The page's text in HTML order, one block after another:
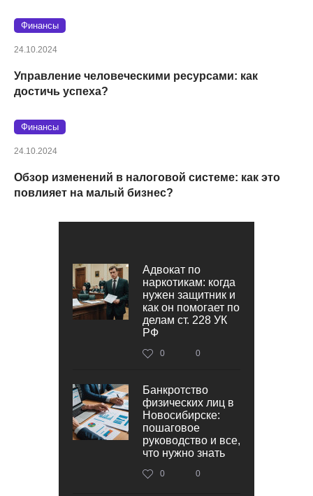
Финансы
24.10.2024
Управление человеческими ресурсами: как
достичь успеха?
Финансы
24.10.2024
Обзор изменений в налоговой системе: как это
повлияет на малый бизнес?
Адвокат по
наркотикам: когда
нужен защитник и
как он помогает по
делам ст. 228 УК
РФ
0 0
Банкротство
физических лиц в
Новосибирске:
пошаговое
руководство и все,
что нужно знать
0 0